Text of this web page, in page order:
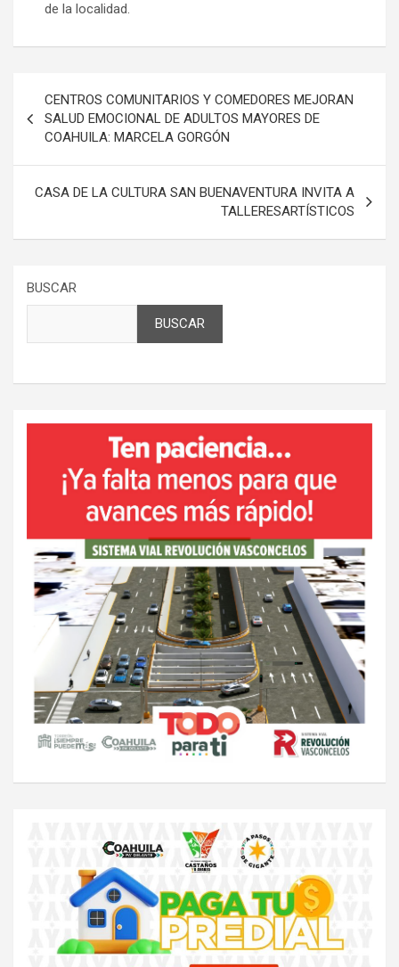
de la localidad.
de
entradas
CENTROS COMUNITARIOS Y COMEDORES MEJORAN
SALUD EMOCIONAL DE ADULTOS MAYORES DE
COAHUILA: MARCELA GORGÓN
CASA DE LA CULTURA SAN BUENAVENTURA INVITA A
TALLERESARTÍSTICOS
BUSCAR
BUSCAR